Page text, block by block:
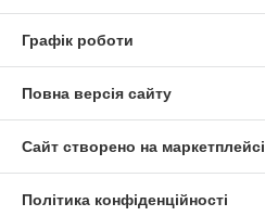
Графік роботи
Повна версія сайту
Сайт створено на маркетплейсі
Політика конфіденційності